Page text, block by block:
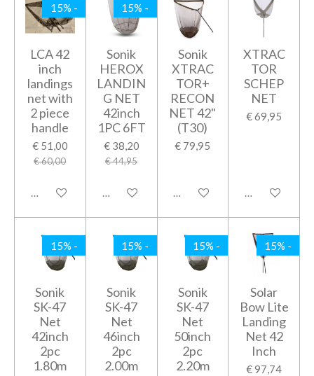
15% -
LCA 42
inch
landings
net with
2 piece
handle
€ 51,00
€ 60,00
In winkelwagen
15% -
Sonik
HEROX
LANDIN
G NET
42inch
1PC 6FT
€ 38,20
€ 44,95
In winkelwagen
Sonik
XTRAC
TOR+
RECON
NET 42"
(T30)
€ 79,95
In winkelwagen
XTRAC
TOR
SCHEP
NET
€ 69,95
In
15% -
Sonik
SK-47
Net
42inch
2pc
1.80m
15% -
Sonik
SK-47
Net
46inch
2pc
2.00m
15% -
Sonik
SK-47
Net
50inch
2pc
2.20m
15% -
Solar
Bow Lite
Landing
Net 42
Inch
€ 97,74